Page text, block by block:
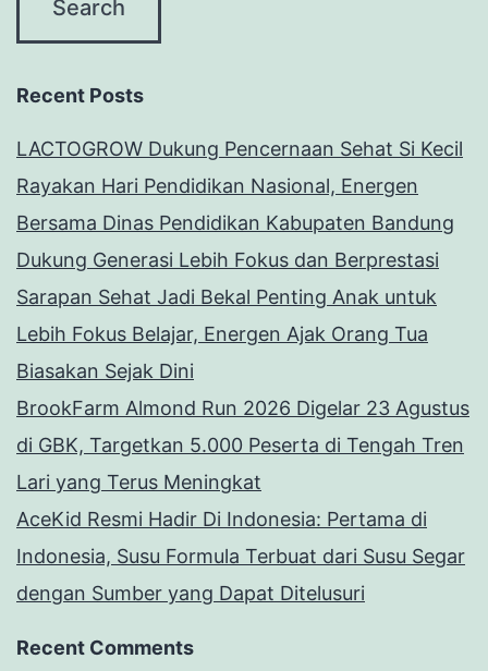
Recent Posts
LACTOGROW Dukung Pencernaan Sehat Si Kecil
Rayakan Hari Pendidikan Nasional, Energen
Bersama Dinas Pendidikan Kabupaten Bandung
Dukung Generasi Lebih Fokus dan Berprestasi
Sarapan Sehat Jadi Bekal Penting Anak untuk
Lebih Fokus Belajar, Energen Ajak Orang Tua
Biasakan Sejak Dini
BrookFarm Almond Run 2026 Digelar 23 Agustus
di GBK, Targetkan 5.000 Peserta di Tengah Tren
Lari yang Terus Meningkat
AceKid Resmi Hadir Di Indonesia: Pertama di
Indonesia, Susu Formula Terbuat dari Susu Segar
dengan Sumber yang Dapat Ditelusuri
Recent Comments